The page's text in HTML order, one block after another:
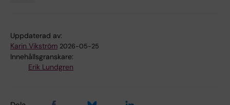
Uppdaterad av:
Karin Vikström 2026-05-25
Innehållsgranskare:
Erik Lundgren